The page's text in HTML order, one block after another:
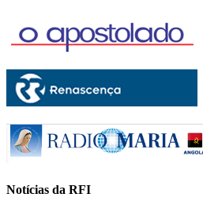
Notícias da RFI